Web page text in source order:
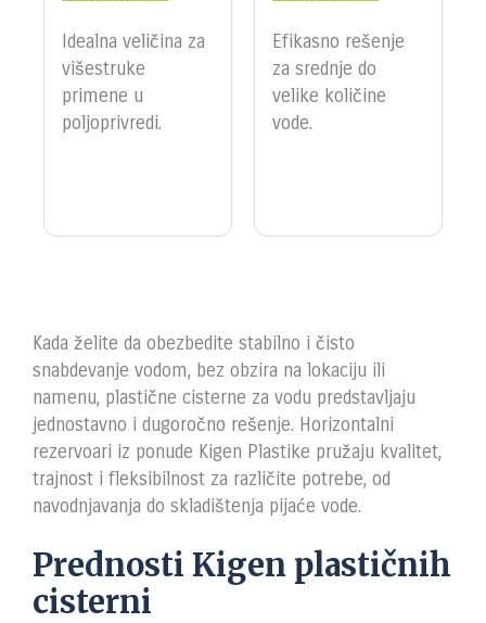
Idealna veličina za
višestruke
primene u
poljoprivredi.
Efikasno rešenje
za srednje do
velike količine
vode.
Kada želite da obezbedite stabilno i čisto
snabdevanje vodom, bez obzira na lokaciju ili
namenu, plastične cisterne za vodu predstavljaju
jednostavno i dugoročno rešenje. Horizontalni
rezervoari iz ponude Kigen Plastike pružaju kvalitet,
trajnost i fleksibilnost za različite potrebe, od
navodnjavanja do skladištenja pijaće vode.
Prednosti Kigen plastičnih
cisterni